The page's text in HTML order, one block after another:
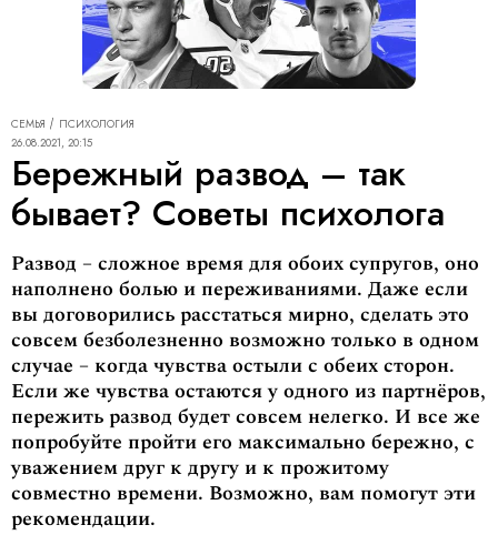
СЕМЬЯ
ПСИХОЛОГИЯ
26.08.2021, 20:15
Бережный развод – так
бывает? Советы психолога
Развод – сложное время для обоих супругов, оно
наполнено болью и переживаниями. Даже если
вы договорились расстаться мирно, сделать это
совсем безболезненно возможно только в одном
случае – когда чувства остыли с обеих сторон.
Если же чувства остаются у одного из партнёров,
пережить развод будет совсем нелегко. И все же
попробуйте пройти его максимально бережно, с
уважением друг к другу и к прожитому
совместно времени. Возможно, вам помогут эти
рекомендации.